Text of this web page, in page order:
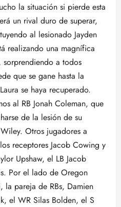
la situación si pierde esta
un rival duro de superar,
al lesionado Jayden
realizando una magnífica
sorprendiendo a todos
que se gane hasta la
se haya recuperado.
al RB Jonah Coleman, que
de la lesión de su
Otros jugadores a
receptores Jacob Cowing y
Upshaw, el LB Jacob
Por el lado de Oregon
la pareja de RBs, Damien
el WR Silas Bolden, el S